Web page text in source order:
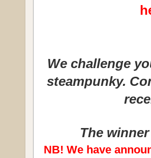
We challenge
steampunky.
The
NB! We have